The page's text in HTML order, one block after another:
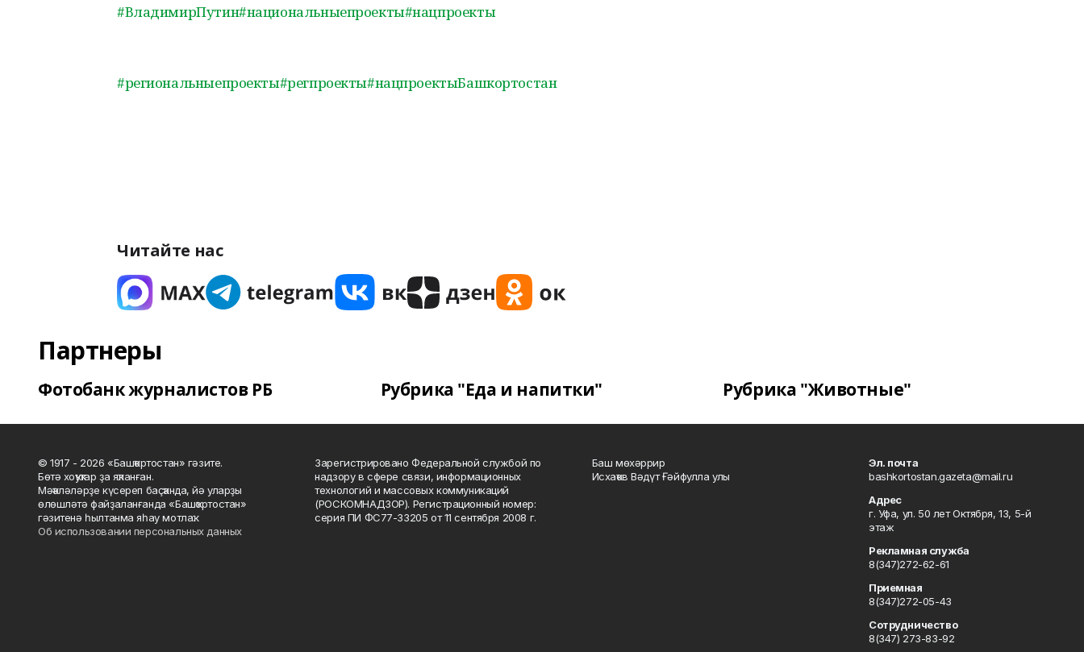
#ВладимирПутин#национальныепроекты#нацпроекты
#региональныепроекты#регпроекты#нацпроектыБашкортостан
Читайте нас
Партнеры
Фотобанк журналистов РБ Рубрика "Еда и напитки" Рубрика "Животные"
© 1917 - 2026 «Башҡортостан» гәзите.
Бөтә хоҡуҡтар ҙа яҡланған.
Мәҡәләләрҙе күсереп баҫҡанда, йә уларҙы
өлөшләтә файҙаланғанда «Башҡортостан»
гәзитенә һылтанма яһау мотлаҡ.
Об использовании персональных данных
Зарегистрировано Федеральной службой по
надзору в сфере связи, информационных
технологий и массовых коммуникаций
(РОСКОМНАДЗОР). Регистрационный номер:
серия ПИ ФС77-33205 от 11 сентября 2008 г.
Баш мөхәррир
Исхаҡов Вәдүт Ғәйфулла улы
Эл. почта
bashkortostan.gazeta@mail.ru
Адрес
г. Уфа, ул. 50 лет Октября, 13, 5-й
этаж
Рекламная служба
8(347)272-62-61
Приемная
8(347)272-05-43
Сотрудничество
8(347) 273-83-92